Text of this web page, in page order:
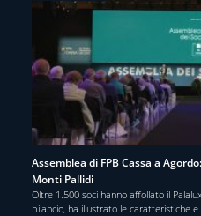
Assemblea di FPB Cassa a
Monti Pallidi
Oltre 1.500 soci hanno affollato il
bilancio, ha illustrato le caratteristiche